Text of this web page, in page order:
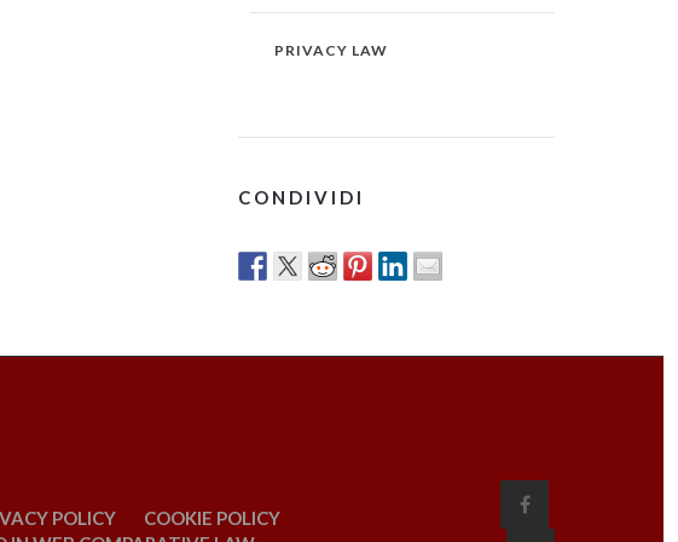
PRIVACY LAW
CONDIVIDI
POLICY
COOKIE POLICY